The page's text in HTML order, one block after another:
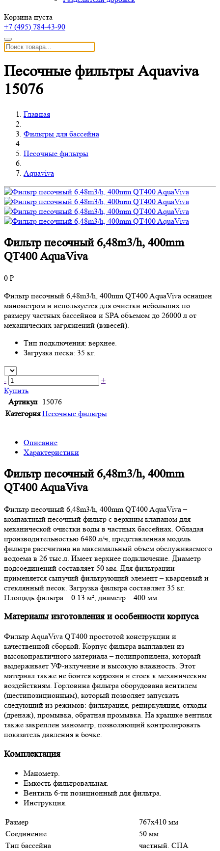
Корзина пуста
+7 (495) 784-43-90
Песочные фильтры Aquaviva
15076
Главная
Фильтры для бассейна
Песочные фильтры
Aquaviva
Фильтр песочный 6,48m3/h, 400mm
QT400 AquaViva
0 ₽
Фильтр песочный 6,48m3/h, 400mm QT400 AquaViva оснащен
манометром и используется для очистки небольших по
размеру частных бассейнов и SPA объемом до 26000 л от
механических загрязнений (взвесей).
Тип подключения: верхнее.
Загрузка песка: 35 кг.
-
+
Купить
Артикул
15076
Категория Песочные фильтры
Описание
Характеристики
Фильтр песочный 6,48m3/h, 400mm
QT400 AquaViva
Фильтр песочный 6,48m3/h, 400mm QT400 AquaViva –
компактный песочный фильтр с верхним клапаном для
механической очистки воды в частных бассейнах. Обладая
производительностью 6480 л/ч, представленная модель
фильтра рассчитана на максимальный объем обслуживаемого
водоема в 26 тыс.л. Имеет верхнее подключение. Диаметр
подсоединений составляет 50 мм. Для фильтрации
применяется сыпучий фильтрующий элемент – кварцевый и
стеклянный песок. Загрузка фильтра составляет 35 кг.
Площадь фильтра – 0.13 м², диаметр – 400 мм.
Материалы изготовления и особенности корпуса
Фильтр AquaViva QT400 простотой конструкции и
качественной сборкой. Корпус фильтра выплавлен из
высокопрактичного материала – полипропилена, который
выдерживает УФ-излучение и высокую влажность. Этот
материал также не боится коррозии и стоек к механическим
воздействиям. Горловина фильтра оборудована вентилем
(шестипозиционным), который позволяет запускать
следующий из режимов: фильтрация, рециркуляция, отходы
(дренаж), промывка, обратная промывка. На крышке вентиля
также закреплен манометр, позволяющий контролировать
показатель давления в бочке.
Комплектация
Манометр.
Емкость фильтровальная.
Вентиль 6-ти позиционный для фильтра.
Инструкция.
Размер
767х410 мм
Соединение
50 мм
Тип бассейна
частный. СПА